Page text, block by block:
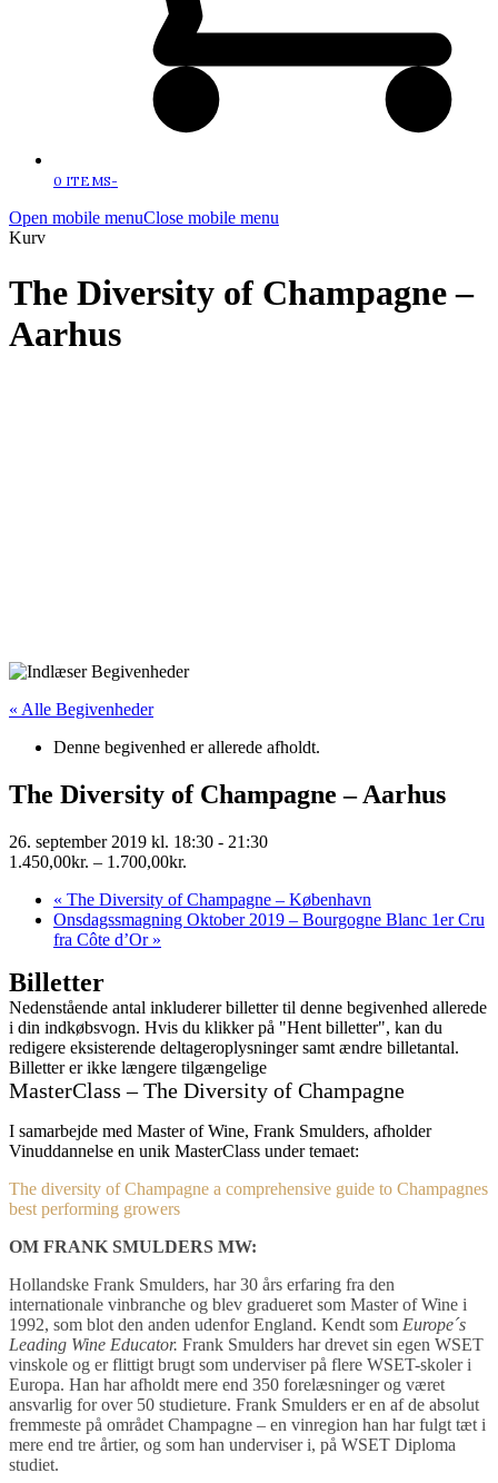
0 ITEMS-
Open mobile menuClose mobile menu
Kurv
The Diversity of Champagne –
Aarhus
« Alle Begivenheder
Denne begivenhed er allerede afholdt.
The Diversity of Champagne – Aarhus
26. september 2019 kl. 18:30 - 21:30
1.450,00kr. – 1.700,00kr.
« The Diversity of Champagne – København
Onsdagssmagning Oktober 2019 – Bourgogne Blanc 1er Cru
fra Côte d’Or »
Billetter
Nedenstående antal inkluderer billetter til denne begivenhed allerede
i din indkøbsvogn. Hvis du klikker på "Hent billetter", kan du
redigere eksisterende deltageroplysninger samt ændre billetantal.
Billetter er ikke længere tilgængelige
MasterClass – The Diversity of Champagne
I samarbejde med Master of Wine, Frank Smulders, afholder
Vinuddannelse en unik MasterClass under temaet:
The diversity of Champagne a comprehensive guide to Champagnes
best performing growers
OM FRANK SMULDERS MW:
Hollandske Frank Smulders, har 30 års erfaring fra den
internationale vinbranche og blev gradueret som Master of Wine i
1992, som blot den anden udenfor England. Kendt som Europe´s
Leading Wine Educator. Frank Smulders har drevet sin egen WSET
vinskole og er flittigt brugt som underviser på flere WSET-skoler i
Europa. Han har afholdt mere end 350 forelæsninger og været
ansvarlig for over 50 studieture. Frank Smulders er en af de absolut
fremmeste på området Champagne – en vinregion han har fulgt tæt i
mere end tre årtier, og som han underviser i, på WSET Diploma
studiet.